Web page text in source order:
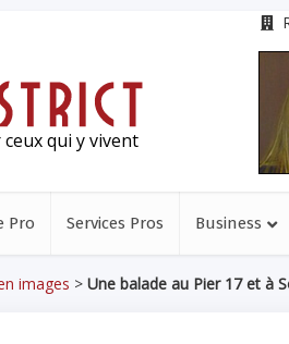
qui y vivent
Pro Services Pros Business
images > Une balade au Pier 17 et à